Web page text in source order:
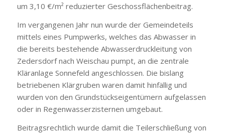
um 3,10 €/m² reduzierter Geschossflächenbeitrag.
Im vergangenen Jahr nun wurde der Gemeindeteils
mittels eines Pumpwerks, welches das Abwasser in
die bereits bestehende Abwasserdruckleitung von
Zedersdorf nach Weischau pumpt, an die zentrale
Kläranlage Sonnefeld angeschlossen. Die bislang
betriebenen Klärgruben waren damit hinfällig und
wurden von den Grundstückseigentümern aufgelassen
oder in Regenwasserzisternen umgebaut.
Beitragsrechtlich wurde damit die Teilerschließung von